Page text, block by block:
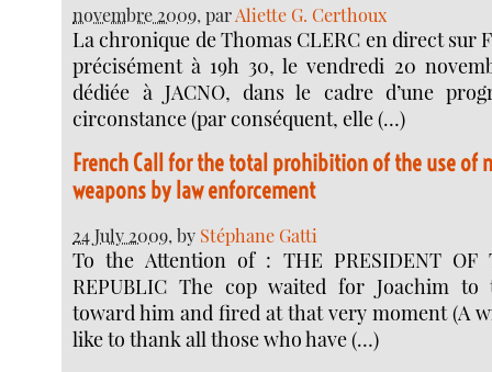
novembre 2009, parAliette G. Certhoux
La chronique de Thomas CLERC en direct sur
précisément à 19h 30, le vendredi 20
dédiée à JACNO, dans le cadre d’une
circonstance (par conséquent, elle (…)
French Call for the total prohibition of the use of
weapons by law enforcement
24 July 2009, by Stéphane Gatti
To the Attention of : THE PRESIDENT OF
REPUBLIC The cop waited for Joachim
toward him and fired at that very moment (A
like to thank all those who have (…)